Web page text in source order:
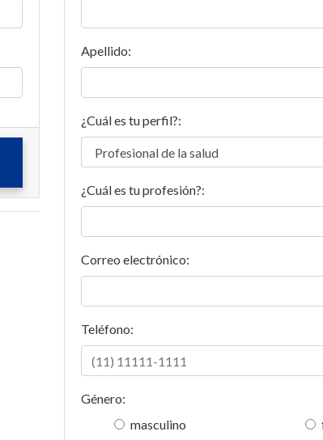
Apellido:
¿Cuál es tu perfil?:
¿Cuál es tu profesión?:
Correo electrónico:
Teléfono:
Género:
masculino